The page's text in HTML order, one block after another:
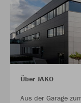
Über JAKO
Aus der Garage